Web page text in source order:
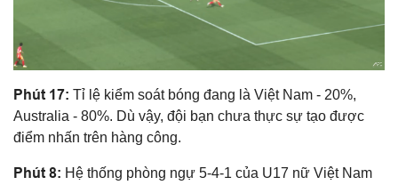
Phút 17: Tỉ lệ kiểm soát bóng đang là Việt Nam - 20%,
Australia - 80%. Dù vậy, đội bạn chưa thực sự tạo được
điểm nhấn trên hàng công.
Phút 8: Hệ thống phòng ngự 5-4-1 của U17 nữ Việt Nam